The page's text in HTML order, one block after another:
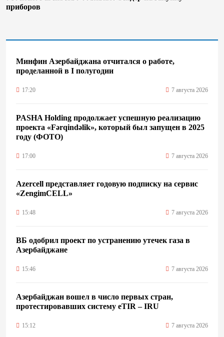
приборов
Минфин Азербайджана отчитался о работе,
проделанной в I полугодии
17:20 7 августа 2026
PASHA Holding продолжает успешную реализацию
проекта «Fərqindəlik», который был запущен в 2025
году (ФОТО)
17:00 7 августа 2026
Azercell представляет годовую подписку на сервис
«ZengimCELL»
15:48 7 августа 2026
ВБ одобрил проект по устранению утечек газа в
Азербайджане
15:46 7 августа 2026
Азербайджан вошел в число первых стран,
протестировавших систему eTIR – IRU
15:12 7 августа 2026